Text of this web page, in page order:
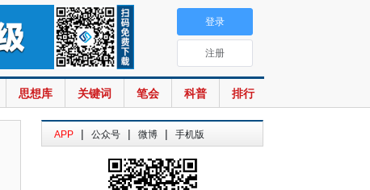
思想库 关键词 笔会 科普 排行
登录
注册
APP | 公众号 | 微博 | 手机版